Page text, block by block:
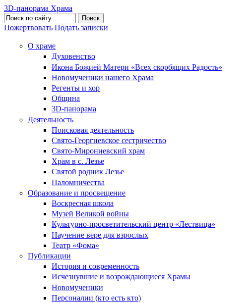
3D-панорама Храма
Поиск
Пожертвовать Подать записки
О храме
Духовенство
Икона Божией Матери «Всех скорбящих Радость»
Новомученики нашего Храма
Регенты и хор
Община
3D-панорама
Деятельность
Поисковая деятельность
Свято-Георгиевское сестричество
Свято-Мирониевский храм
Храм в с. Лезье
Святой родник Лезье
Паломничества
Образование и просвещение
Воскресная школа
Музей Великой войны
Культурно-просветительский центр «Лествица»
Научение вере для взрослых
Театр «Фома»
Публикации
История и современность
Исчезнувшие и возрождающиеся Храмы
Новомученики
Персоналии (кто есть кто)